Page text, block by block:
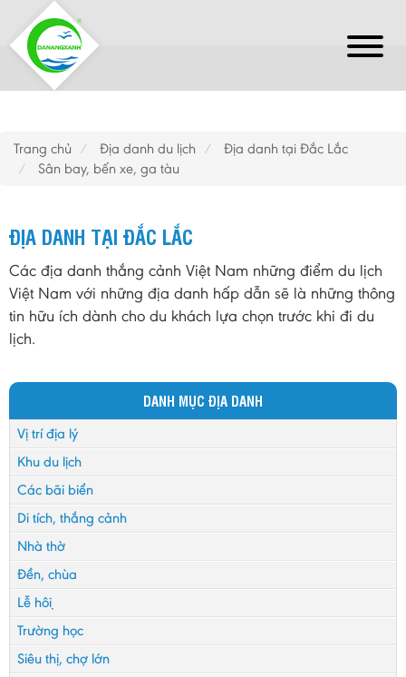
Trang chủ Địa danh du lịch
Địa danh tại Đắc Lắc
Sân bay, bến xe, ga tàu
ĐỊA DANH TẠI ĐẮC LẮC
Các địa danh thắng cảnh Việt Nam những điểm du lịch
Việt Nam với những địa danh hấp dẫn sẽ là những thông
tin hữu ích dành cho du khách lựa chọn trước khi đi du
lịch.
DANH MỤC ĐỊA DANH
Vị trí địa lý
Khu du lịch
Các bãi biển
Di tích, thắng cảnh
Nhà thờ
Đền, chùa
Lễ hội
Trường học
Siêu thị, chợ lớn